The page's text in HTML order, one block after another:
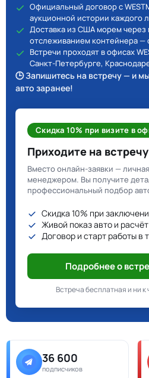
Официальный договор с
аукционной истории каждого
Доставка из США морем через
отслеживанием контейнера —
Встречи проходят в офисах
Санкт-Петербурге,
🕒 Запишитесь на встречу — и
авто заранее!
Скидка 10% при визите в
Приходите на
Вместо онлайн-заявки —
менеджером. Вы получите
профессиональный подбор
Скидка 10% при
Живой показ авто и
Договор и старт работы в
Подробнее о
Встреча бесплатная и ни
36 600
подписчиков